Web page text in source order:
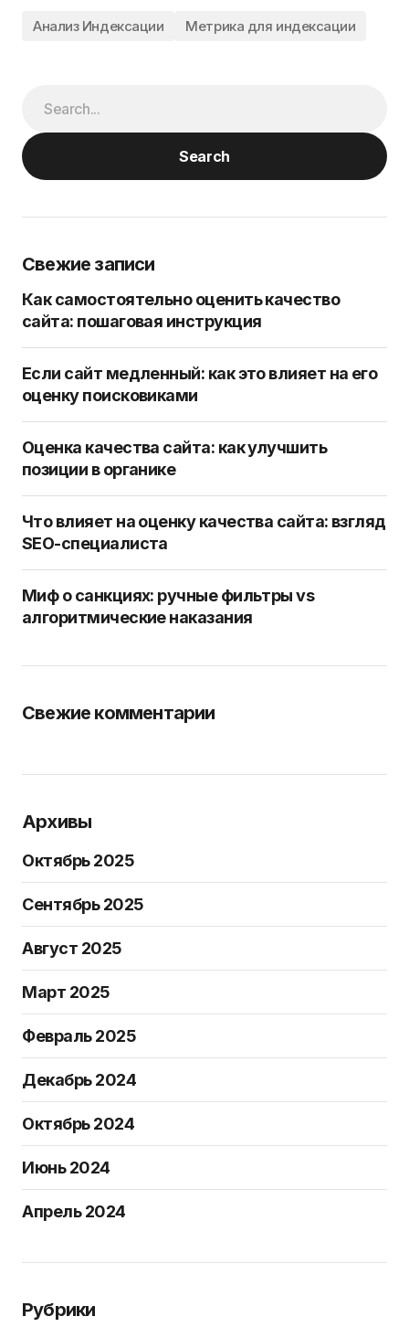
Анализ Индексации Метрика для индексации
Search
Свежие записи
Как самостоятельно оценить качество
сайта: пошаговая инструкция
Если сайт медленный: как это влияет на его
оценку поисковиками
Оценка качества сайта: как улучшить
позиции в органике
Что влияет на оценку качества сайта: взгляд
SEO-специалиста
Миф о санкциях: ручные фильтры vs
алгоритмические наказания
Свежие комментарии
Архивы
Октябрь 2025
Сентябрь 2025
Август 2025
Март 2025
Февраль 2025
Декабрь 2024
Октябрь 2024
Июнь 2024
Апрель 2024
Рубрики